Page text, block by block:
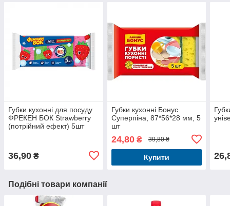
Губки кухонні для посуду
ФРЕКЕН БОК Strawberry
(потрійний ефект) 5шт
36,90 ₴
Губки кухонні Бонус
Суперпіна, 87*56*28 мм, 5
шт
24,80₴ 39,80 ₴
Купити
Подібні товари компанії